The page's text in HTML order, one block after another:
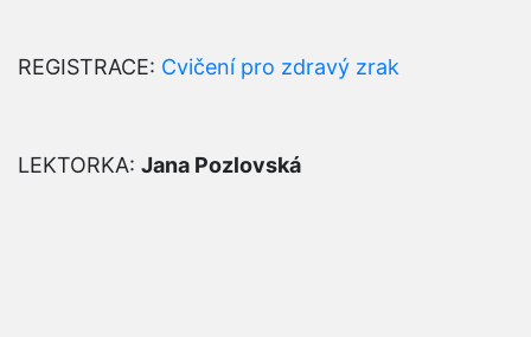
REGISTRACE: Cvičení pro zdravý zrak
LEKTORKA: Jana Pozlovská